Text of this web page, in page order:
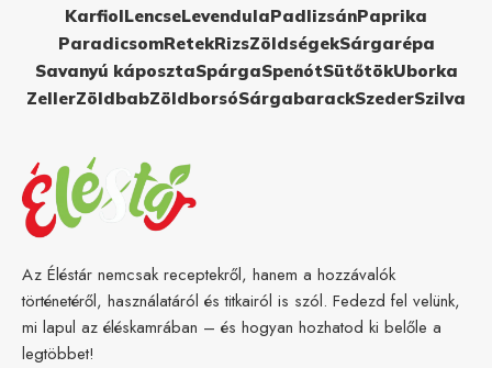
KarfiolLencseLevendulaPadlizsánPaprika
ParadicsomRetekRizsZöldségekSárgarépa
Savanyú káposztaSpárgaSpenótSütőtökUborka
ZellerZöldbabZöldborsóSárgabarackSzederSzilva
Az Éléstár nemcsak receptekről, hanem a hozzávalók
történetéről, használatáról és titkairól is szól. Fedezd fel velünk,
mi lapul az éléskamrában – és hogyan hozhatod ki belőle a
legtöbbet!